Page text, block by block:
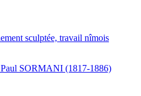
sculptée, travail nîmois